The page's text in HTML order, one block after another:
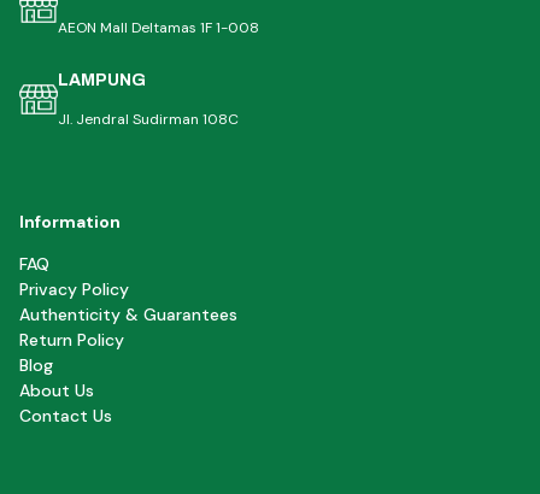
AEON Mall Deltamas 1F 1-008
LAMPUNG
Jl. Jendral Sudirman 108C
Information
FAQ
Privacy Policy
Authenticity & Guarantees
Return Policy
Blog
About Us
Contact Us